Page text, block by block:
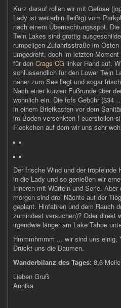
Kurz darauf rollen wir mit Getöse
Lady ist weiterhin fleißig) vom
nach einem Übernachtungsspot.
Twin Lakes sind grottig
rumpeligen Zufahrtsstraße im
umgedreht, doch im letzten
für den Crags CG linker Hand auf.
schlussendlich für den Lower Twin
näher zum See liegt und sogar
Nach einer kurzen Fußrunde über
wohnlich ein. Die fcfs Gebühr ($34
in einem Briefkasten vor dem
im Boden versenkten Feuerstellen
Fleckchen auf dem wir uns sehr
Der frische Wind und der tröpfelnde
in die Lady und so genießen wir
Inneren mit Würfeln und Serie.
morgen sind drei Nächte auf der
geplant. Hinfahren und dem Rauch
zumindest versuchen)? Oder direkt
irgendwie länger am Lake Tahoe
Hmmmhmmm ... wir sind uns einig,
Drückt uns die Daumen.
Wanderbilanz des Tages: 8,6
Lieben Gruß
Annika